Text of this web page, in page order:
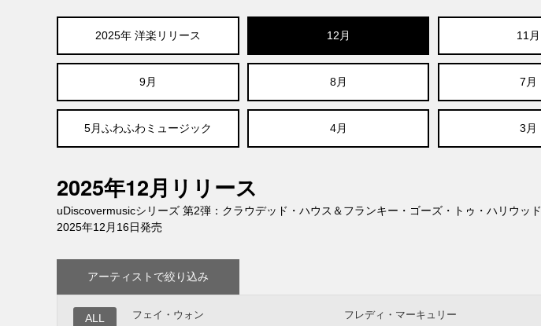
2025年 洋楽リリース 12月 11月
9月 8月 7月
5月ふわふわミュージック 4月 3月
2025年12月リリース
uDiscovermusicシリーズ 第2弾：クラウデッド・ハウス＆フランキー・ゴーズ・トゥ・ハリウッド
2025年12月16日発売
アーティストで絞り込み
ALL フェイ・ウォン フレディ・マーキュリー